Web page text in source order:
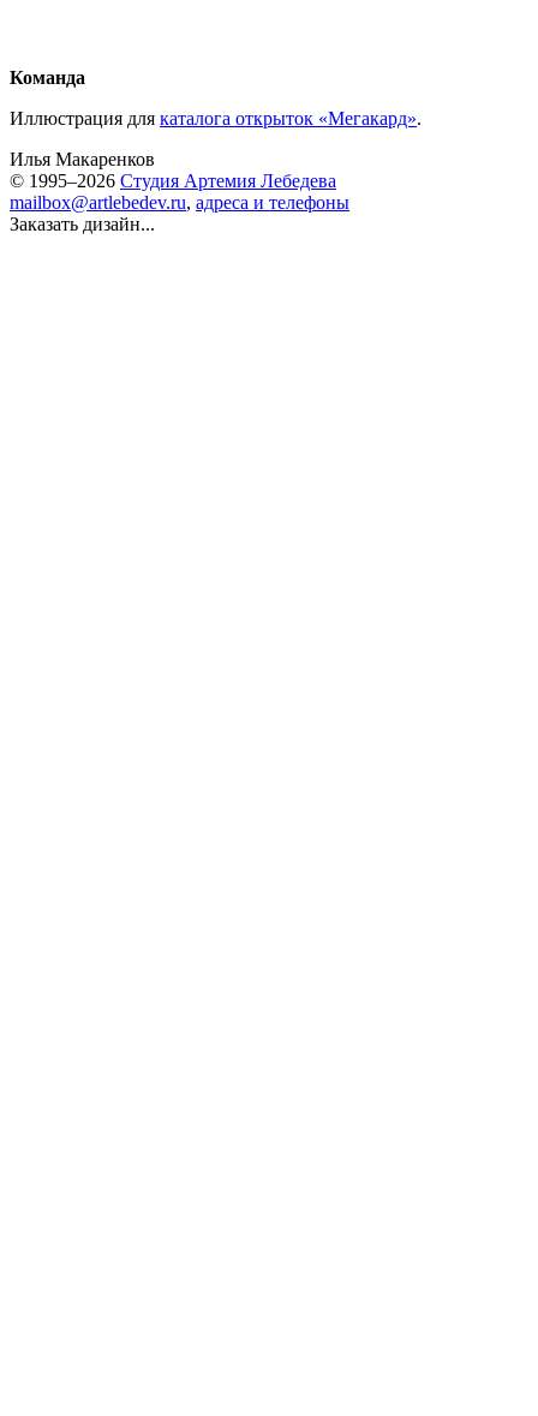
Команда
Иллюстрация для каталога открыток «Мегакард».
Илья Макаренков
© 1995–2026 Студия Артемия Лебедева
mailbox@artlebedev.ru, адреса и телефоны
Заказать дизайн...